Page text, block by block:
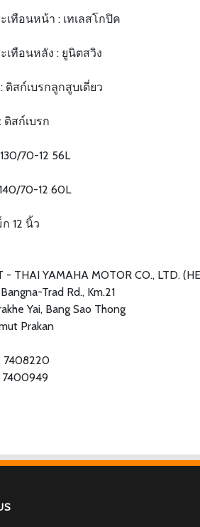
เทือนหน้า : เทเลสโกปิค
เทือนหลัง : ยูนิตสวิง
ดิสก์เบรกลูกสูบเดี่ยว
ดิสก์เบรก
70-12 56L
70-12 60L
12 นิ้ว
- THAI YAMAHA MOTOR CO., LTD.
Trad Rd., Km.21
Yai, Bang Sao Thong
Prakan
7408220
7400949